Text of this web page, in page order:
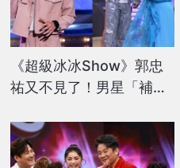
《超級冰冰Show》郭忠
祐又不見了！男星「補位
撫：振作一點